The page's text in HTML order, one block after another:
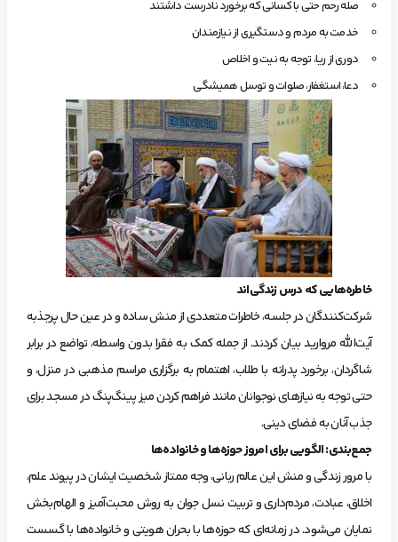
صله‌ رحم حتی با کسانی که برخورد نادرست داشتند
خدمت به مردم و دستگیری از نیازمندان
دوری از ریا، توجه به نیت و اخلاص
دعا، استغفار، صلوات و توسل همیشگی
خاطره‌هایی که درس زندگی‌اند
شرکت‌کنندگان در جلسه، خاطرات متعددی از منش ساده و در عین حال پرجذبه
آیت‌الله مروارید بیان کردند. از جمله کمک به فقرا بدون واسطه، تواضع در برابر
شاگردان، برخورد پدرانه با طلاب، اهتمام به برگزاری مراسم مذهبی در منزل، و
حتی توجه به نیازهای نوجوانان مانند فراهم کردن میز پینگ‌پنگ در مسجد برای
جذب آنان به فضای دینی.
جمع‌بندی: الگویی برای امروز حوزه‌ها و خانواده‌ها
با مرور زندگی و منش این عالم ربانی، وجه ممتاز شخصیت ایشان در پیوند علم،
اخلاق، عبادت، مردم‌داری و تربیت نسل جوان به روش محبت‌آمیز و الهام‌بخش
نمایان می‌شود. در زمانه‌ای که حوزه‌ها با بحران هویتی و خانواده‌ها با گسست